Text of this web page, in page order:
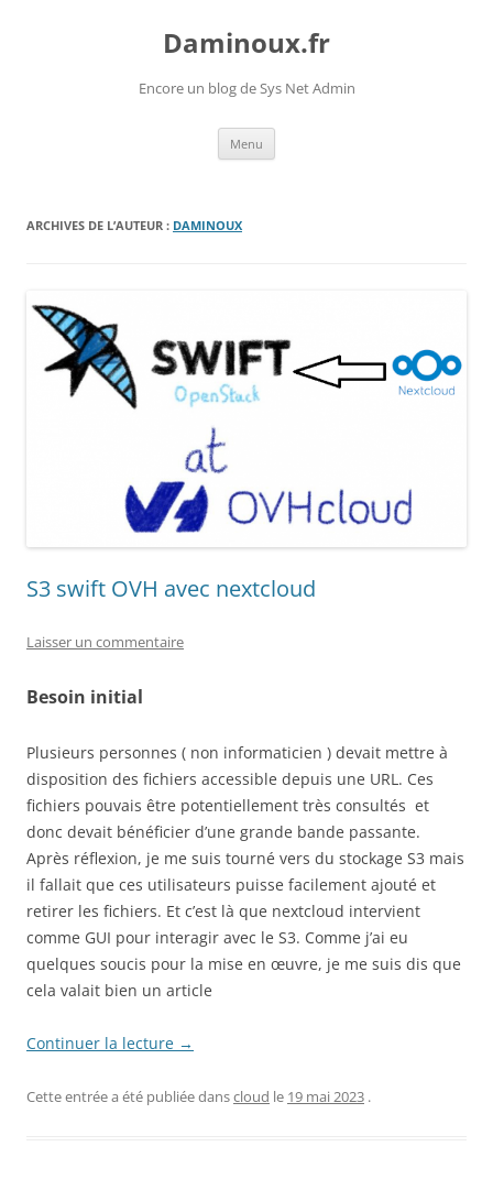
Daminoux.fr
Encore un blog de Sys Net Admin
Menu
ARCHIVES DE L’AUTEUR : DAMINOUX
S3 swift OVH avec nextcloud
Laisser un commentaire
Besoin initial
Plusieurs personnes ( non informaticien ) devait mettre à
disposition des fichiers accessible depuis une URL. Ces
fichiers pouvais être potentiellement très consultés et
donc devait bénéficier d’une grande bande passante.
Après réflexion, je me suis tourné vers du stockage S3 mais
il fallait que ces utilisateurs puisse facilement ajouté et
retirer les fichiers. Et c’est là que nextcloud intervient
comme GUI pour interagir avec le S3. Comme j’ai eu
quelques soucis pour la mise en œuvre, je me suis dis que
cela valait bien un article
Continuer la lecture →
Cette entrée a été publiée danscloud le 19 mai 2023 .